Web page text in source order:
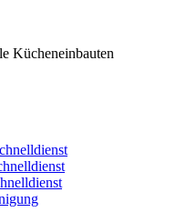
Kücheneinbauten